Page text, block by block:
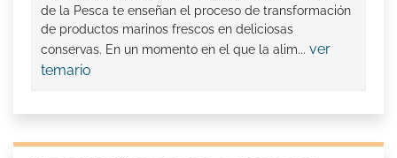
de la Pesca te enseñan el proceso de transformación
de productos marinos frescos en deliciosas
conservas. En un momento en el que la alim... ver
temario